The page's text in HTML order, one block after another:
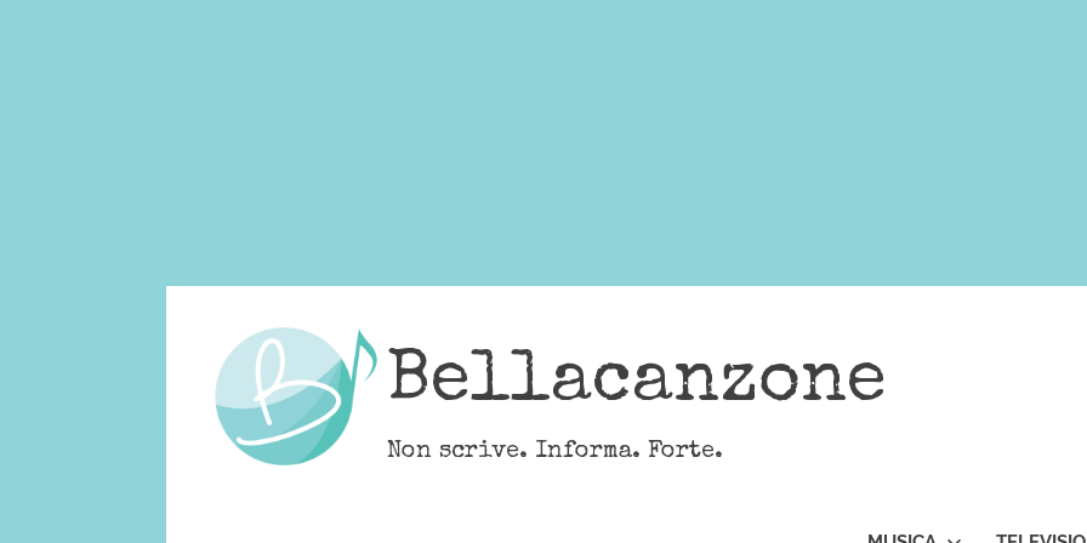
content
Bellacanzone
Non scrive. Informa. Forte.